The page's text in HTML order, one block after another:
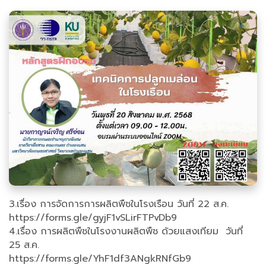
3.เรื่อง การจัดการการผลิตพืชในโรงเรือน วันที่ 22 ส.ค.
https://forms.gle/gyjF1vSLirFTPvDb9
4.เรื่อง การผลิตพืชในโรงงานผลิตพืช ด้วยแสงเทียม วันที่
25 ส.ค.
https://forms.gle/YhF1df3ANgkRNfGb9